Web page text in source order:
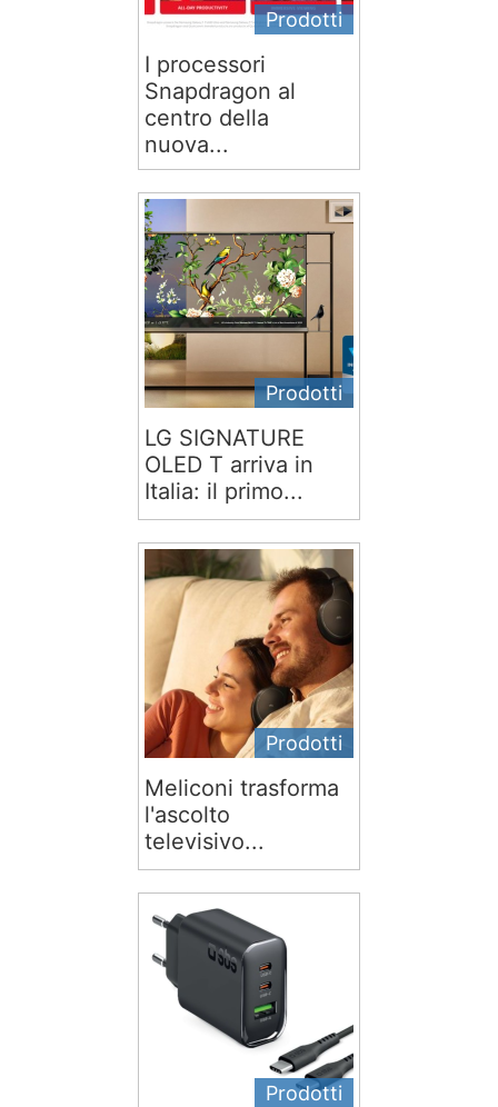
Prodotti
I processori
Snapdragon al
centro della
nuova...
Prodotti
LG SIGNATURE
OLED T arriva in
Italia: il primo...
Prodotti
Meliconi trasforma
l'ascolto
televisivo...
Prodotti